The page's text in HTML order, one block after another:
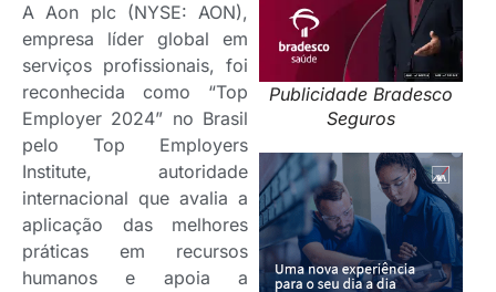
Publicidade Bradesco
Seguros
A Aon plc (NYSE: AON),
empresa líder global em
serviços profissionais, foi
reconhecida como “Top
Employer 2024” no Brasil
pelo Top Employers
Institute, autoridade
internacional que avalia a
aplicação das melhores
práticas em recursos
humanos e apoia a